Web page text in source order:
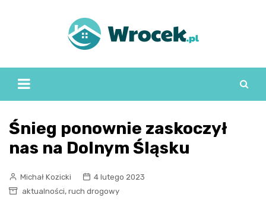
Śnieg ponownie zaskoczył
nas na Dolnym Śląsku
Michał Kozicki
4 lutego 2023
aktualności, ruch drogowy